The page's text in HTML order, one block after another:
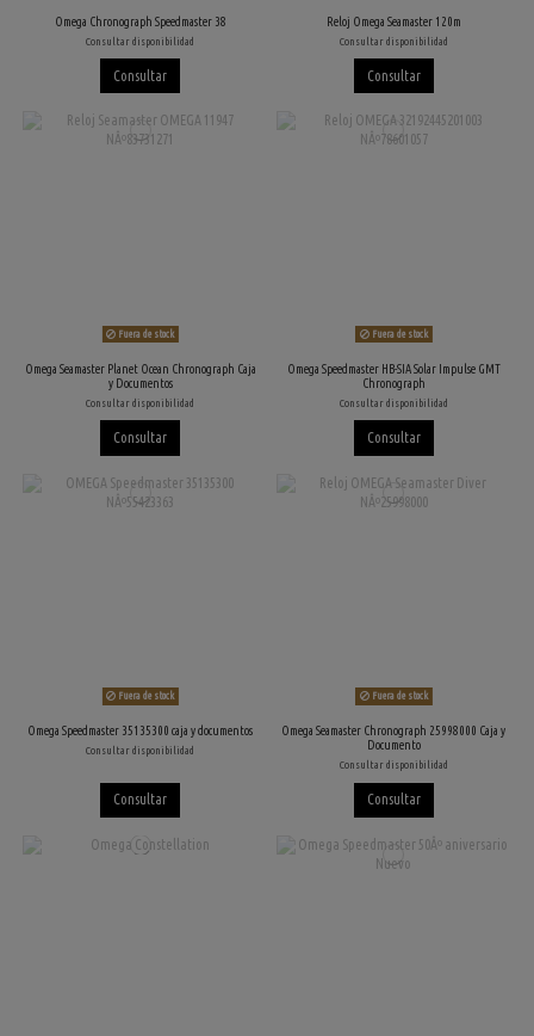
Omega Chronograph Speedmaster 38
Consultar disponibilidad
Consultar
Reloj Omega Seamaster 120m
Consultar disponibilidad
Consultar
Fuera de stock
Omega Seamaster Planet Ocean Chronograph Caja
y Documentos
Consultar disponibilidad
Consultar
Fuera de stock
Omega Speedmaster HB-SIA Solar Impulse GMT
Chronograph
Consultar disponibilidad
Consultar
Fuera de stock
Omega Speedmaster 35135300 caja y documentos
Consultar disponibilidad
Consultar
Fuera de stock
Omega Seamaster Chronograph 25998000 Caja y
Documento
Consultar disponibilidad
Consultar